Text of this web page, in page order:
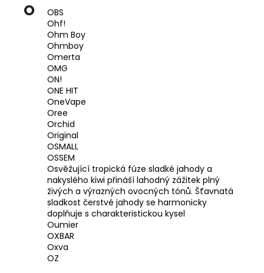
O
OBS
Ohf!
Ohm Boy
Ohmboy
Omerta
OMG
ON!
ONE HIT
OneVape
Oree
Orchid
Original
OSMALL
OSSEM
Osvěžující tropická fúze sladké jahody a
nakyslého kiwi přináší lahodný zážitek plný
živých a výrazných ovocných tónů. Šťavnatá
sladkost čerstvé jahody se harmonicky
doplňuje s charakteristickou kysel
Oumier
OXBAR
Oxva
OZ